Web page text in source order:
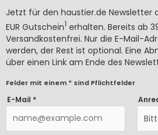
Jetzt für den haustier.de Newsletter
EUR Gutschein1 erhalten. Bereits ab
Versandkostenfrei. Nur die E-Mail-
werden, der Rest ist optional. Eine
über einen Link am Ende des
Felder mit einem * sind Pflichtfelder
E-Mail *